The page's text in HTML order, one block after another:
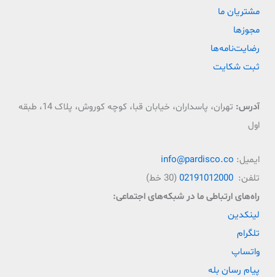
مشتریان ما
مجوزها
رضایت‌نامه‌ها
ثبت شکایت
آدرس:
تهران، پاسداران، خیابان قبا، کوچه کوروش، پلاک 14، طبقه
اول
ایمیل: info@pardisco.co
تلفن: 02191012000 (30 خط)
راه‌‌های ارتباطی ما در شبکه‌های اجتماعی:
لینکدین
تلگرام
واتساپ
پیام رسان بله